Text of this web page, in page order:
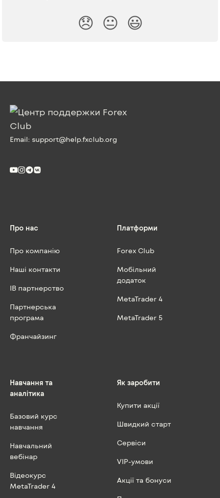
😞 😐 😃
Email: support@help.fxclub.org
Про нас
Про компанію
Наші контакти
IB партнерство
Партнерська
програма
Франчайзинг
Платформи
Forex Club
Мобільний
додаток
MetaTrader 4
MetaTrader 5
Навчання та
аналітика
Базовий курс
навчання
Навчальний
вебінар
Відеокурс
MetaTrader 4
Як заробити
Купити акції
Швидкий старт
Сервіси
VIP-умови
Акції та бонуси